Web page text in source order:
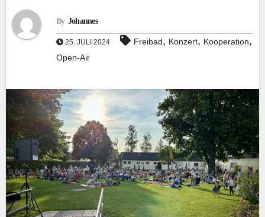
By Johannes
25. JULI 2024 Freibad, Konzert, Kooperation,
Open-Air